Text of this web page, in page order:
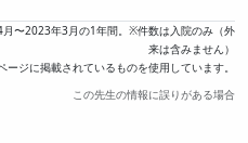
〜2023年3月の1年間。※件数は入院のみ（外
来は含みません）
ージに掲載されているものを使用しています。
この先生の情報に誤りがある場合